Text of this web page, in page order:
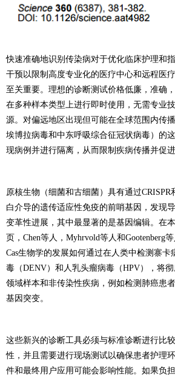
快速准确地识别传染病对于优化临床护理和
干预以限制高度专业化的医疗中心和远程医
至关重要。理想的诊断测试价格低廉，准确
在多种样本类型上进行即时使用，无需专业
源。对偏远地区出现但可能在全球范围内传
埃博拉病毒和中东呼吸综合征冠状病毒）的
现病例并进行隔离，从而限制疾病传播并促进
原核生物（细菌和古细菌）具有通过CRISPR
白介导的遗传适应性免疫的前哨基因，发现
变革性进展，其中最显著的是基因编辑。在
页，Chen等人，Myhrvold等人和Gootenberg
Cas生物学的发展如何通过在人类中检测寨
毒（DENV）和人乳头瘤病毒（HPV），将
领域样本和非传染性疾病，例如检测肺癌患
基因突变。
这些新兴的诊断工具必须与标准诊断进行比
性，并且需要进行现场测试以确保患者护理
件和最终用户应用可能会影响性能。如果负